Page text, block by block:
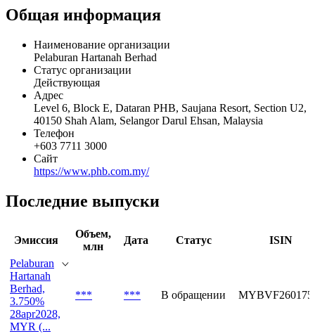
Общая информация
Наименование организации
Pelaburan Hartanah Berhad
Статус организации
Действующая
Адрес
Level 6, Block E, Dataran PHB, Saujana Resort, Section U2,
40150 Shah Alam, Selangor Darul Ehsan, Malaysia
Телефон
+603 7711 3000
Сайт
https://www.phb.com.my/
Последние выпуски
Эмиссия
Объем,
млн
Дата Статус
ISIN
Pelaburan
Hartanah
Berhad,
3.750%
28apr2028,
MYR (...
*** *** В обращении